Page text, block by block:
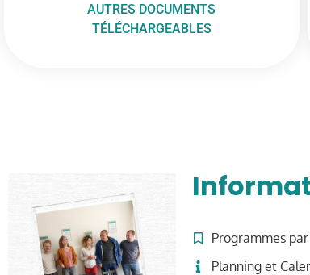
AUTRES DOCUMENTS
TÉLÉCHARGEABLES
Programmes
Planning et